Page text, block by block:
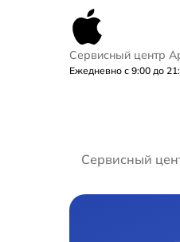
Сервисный центр
Ежедневно с 9:00 до
Сервисный